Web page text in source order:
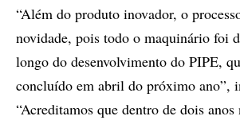
“Além do produto inovador, o
novidade, pois todo o maquinário foi
longo do desenvolvimento do PIPE,
concluído em abril do próximo ano”,
“Acreditamos que dentro de dois anos